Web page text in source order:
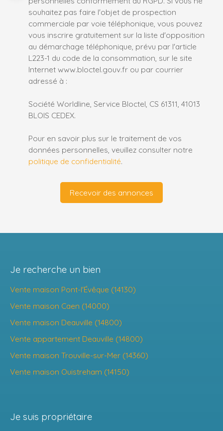
souhaitez pas faire l'objet de prospection
commerciale par voie téléphonique, vous pouvez
vous inscrire gratuitement sur la liste d'opposition
au démarchage téléphonique, prévu par l'article
L223-1 du code de la consommation, sur le site
Internet www.bloctel.gouv.fr ou par courrier
adressé à :
Société Worldline, Service Bloctel, CS 61311, 41013
BLOIS CEDEX.
Pour en savoir plus sur le traitement de vos
données personnelles, veuillez consulter notre
politique de confidentialité.
Recevoir des annonces
Je recherche un bien
Vente maison Pont-l'Évêque (14130)
Vente maison Caen (14000)
Vente maison Deauville (14800)
Vente appartement Deauville (14800)
Vente maison Trouville-sur-Mer (14360)
Vente maison Ouistreham (14150)
Je suis propriétaire